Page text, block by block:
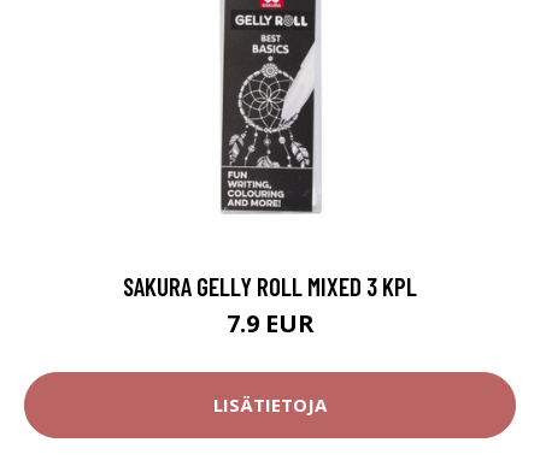
SAKURA GELLY ROLL MIXED 3 KPL
7.9 EUR
LISÄTIETOJA